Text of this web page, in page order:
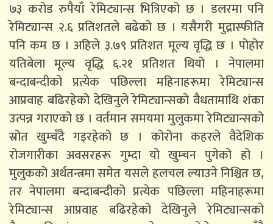
७३ करोड रुपैयाँ रेमिट्यान्स भित्रिएको छ । डलरमा पनि
रेमिट्यान्स २.६ प्रतिशतले बढेको छ । यसैगरी मुद्रास्फीति
पनि कम छ । अहिले ३.७९ प्रतिशत मूल्य वृद्धि छ । पोहोर
यतिबेला मूल्य वृद्धि ६.२१ प्रतिशत थियो । नेपालमा
बन्दाबन्दीको प्रत्येक पछिल्ला महिनाहरूमा रेमिट्यान्स
आप्रवाह बढिरहेको देखिनुले रेमिट्यान्सको वैधतामाथि शंका
उत्पन्न गराएको छ । वर्तमान समयमा मुलुकमा रेमिट्यान्सको
स्रोत खुम्चँदै गइरहेको छ । कोरोना कहरले वैदेशिक
रोजगारीका अवसरहरू गुम्दा यो खुम्चन पुगेको हो ।
मुलुकको अर्थतन्त्रमा समेत यसले हलचल ल्याउने निश्चित छ,
तर नेपालमा बन्दाबन्दीको प्रत्येक पछिल्ला महिनाहरूमा
रेमिट्यान्स आप्रवाह बढिरहेको देखिनुले रेमिट्यान्सको